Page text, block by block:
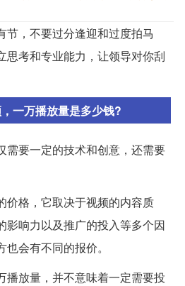
节，不要过分逢迎和过度拍马
思考和专业能力，让领导对你刮
一万播放量是多少钱?
需要一定的技术和创意，还需要
价格，它取决于视频的内容质
影响力以及推广的投入等多个因
会有不同的报价。
播放量，并不意味着一定需要投